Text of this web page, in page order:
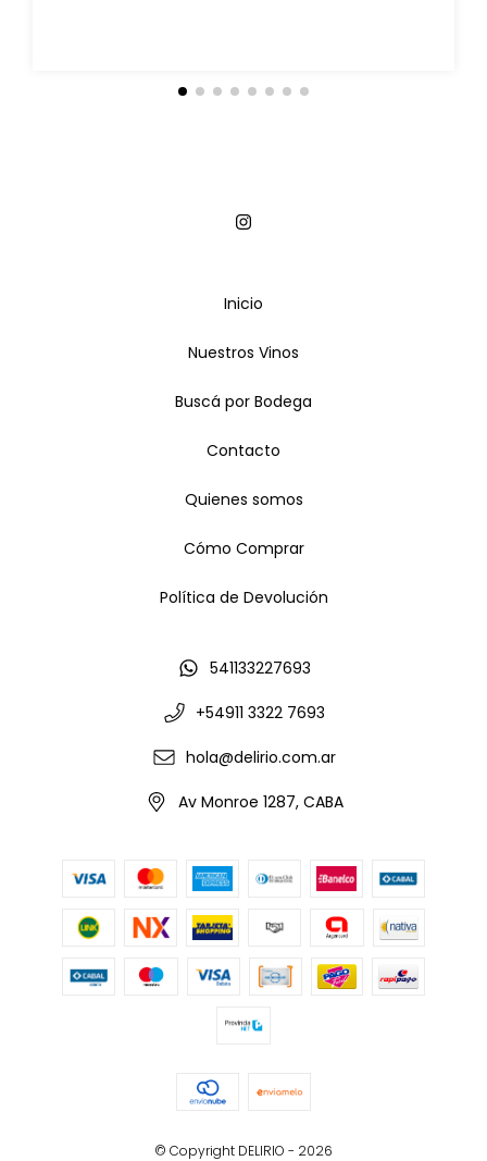
Inicio
Nuestros Vinos
Buscá por Bodega
Contacto
Quienes somos
Cómo Comprar
Política de Devolución
541133227693
+54911 3322 7693
hola@delirio.com.ar
Av Monroe 1287, CABA
© Copyright DELIRIO - 2026